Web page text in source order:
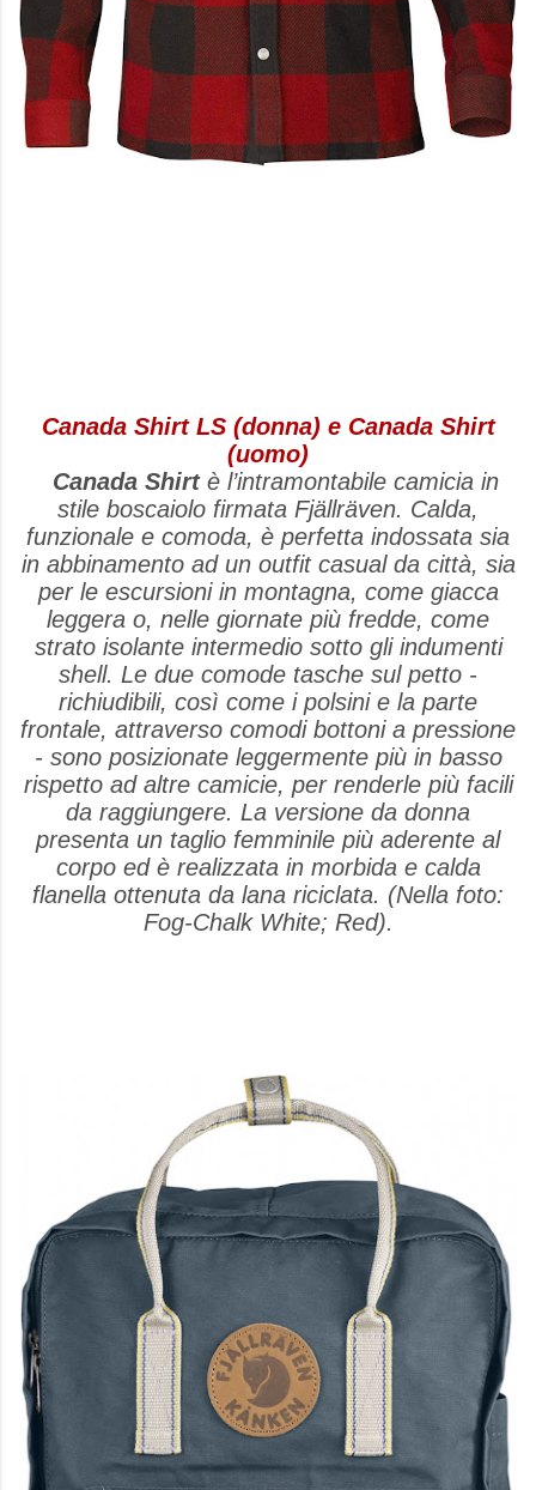
Canada Shirt LS (donna) e Canada Shirt
(uomo)
Canada Shirtè l’intramontabile camicia in
stile boscaiolo firmata Fjällräven. Calda,
funzionale e comoda, è perfetta indossata sia
in abbinamento ad un outfit casual da città, sia
per le escursioni in montagna, come giacca
leggera o, nelle giornate più fredde, come
strato isolante intermedio sotto gli indumenti
shell. Le due comode tasche sul petto -
richiudibili, così come i polsini e la parte
frontale, attraverso comodi bottoni a pressione
- sono posizionate leggermente più in basso
rispetto ad altre camicie, per renderle più facili
da raggiungere. La versione da donna
presenta un taglio femminile più aderente al
corpo ed è realizzata in morbida e calda
flanella ottenuta da lana riciclata. (Nella foto:
Fog-Chalk White; Red).